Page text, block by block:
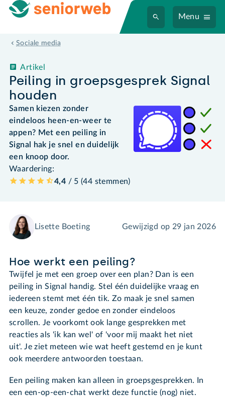
Menu
Sociale media
Peiling in groepsgesprek Signal
houden
Artikel
Samen kiezen zonder
eindeloos heen-en-weer te
appen? Met een peiling in
Signal hak je snel en duidelijk
een knoop door.
Waardering:
4,4 / 5 (44 stemmen)
Lisette Boeting Gewijzigd op 29 jan 2026
Hoe werkt een peiling?
Twijfel je met een groep over een plan? Dan is een
peiling in Signal handig. Stel één duidelijke vraag en
iedereen stemt met één tik. Zo maak je snel samen
een keuze, zonder gedoe en zonder eindeloos
scrollen. Je voorkomt ook lange gesprekken met
reacties als 'ik kan wel' of 'voor mij maakt het niet
uit'. Je ziet meteen wie wat heeft gestemd en je kunt
ook meerdere antwoorden toestaan.
Een peiling maken kan alleen in groepsgesprekken. In
een een-op-een-chat werkt deze functie (nog) niet.